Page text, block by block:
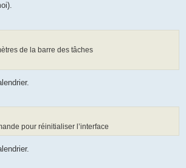
de la barre des tâches
pour réinitialiser l’interface